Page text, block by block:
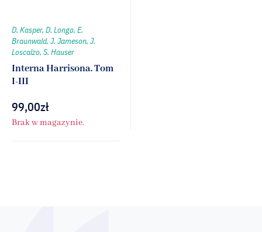
D. Kasper, D. Longo, E.
Braunwald, J. Jameson, J.
Loscalzo, S. Hauser
Interna Harrisona. Tom
I-III
99,00zł
Brak w magazynie.